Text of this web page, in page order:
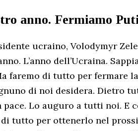
anno. Fermiamo
ucraino, Volodymyr
L’anno dell’Ucraina.
faremo di tutto per fermare
di noi desidera. Dietro
Lo auguro a tutti noi. E
tutto per ottenerlo nel